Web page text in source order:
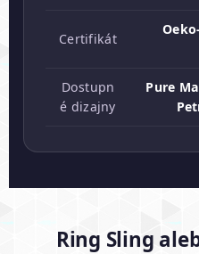
Certifikát
Dostupn
é dizajny
Pure
Ring Sling